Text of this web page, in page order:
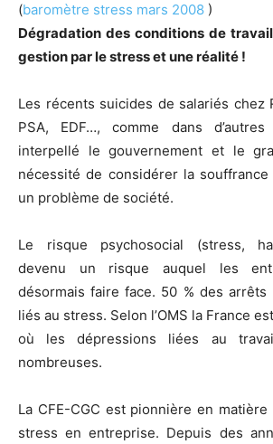
(baromètre stress mars 2008 )
Dégradation des conditions de
gestion par le stress et une réalité !
Les récents suicides de salariés chez
PSA, EDF…, comme dans
interpellé le gouvernement et le
nécessité de considérer la
un problème de société.
Le risque psychosocial (stress,
devenu un risque auquel les
désormais faire face. 50 % des arrêts
liés au stress. Selon l’OMS la France
où les dépressions liées au
nombreuses.
La CFE-CGC est pionnière en
stress en entreprise. Depuis des